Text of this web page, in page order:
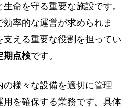
命を守る重要な施設です。
率的な運営が求められま
える重要な役割を担ってい
期点検です。
様々な設備を適切に管理
用を確保する業務です。具体